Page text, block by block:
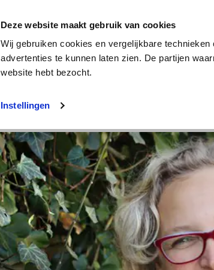
Deze website maakt gebruik van cookies
Wij gebruiken cookies en vergelijkbare
advertenties te kunnen laten zien. De partijen
website hebt bezocht.
Instellingen
Energie Verzekeringen Internet en tv
Energie Autoverzekering